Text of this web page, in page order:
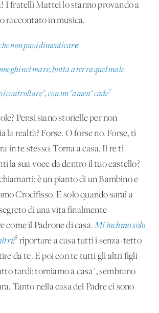
I fratelli Mattei lo stanno provando a
raccontato in musica.
non puoi dimenticarе
nel mare, butta a terra quel male
controllare", con un "amen" cade7
Pensi siano storielle per non
la realtà? Forse. O forse no. Forse, ti
in te stesso. Torna a casa. Il re ti
la sua voce da dentro il tuo castello?
è un pianto di un Bambino e
Crocifisso. E solo quando sarai a
di una vita finalmente
come il Padrone di casa.Mi inchino solo
:8 riportare a casa tutti i senza-tetto
da te. E poi con te tutti gli altri figli
tardi: torniamo a casa", sembrano
Tanto nella casa del Padre ci sono